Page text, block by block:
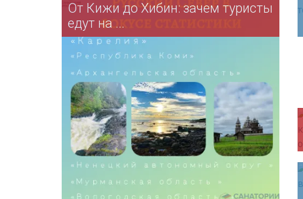
От Кижи до Хибин: зачем туристы
едут на ...